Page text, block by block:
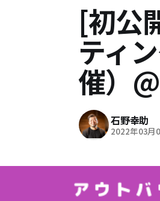
[初公
ティ
催）
石野幸助
2022年03月